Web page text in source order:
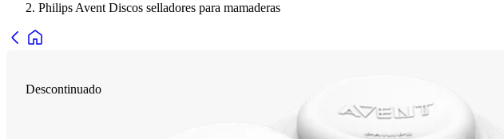
Philips Avent Discos selladores para mamaderas
Descontinuado